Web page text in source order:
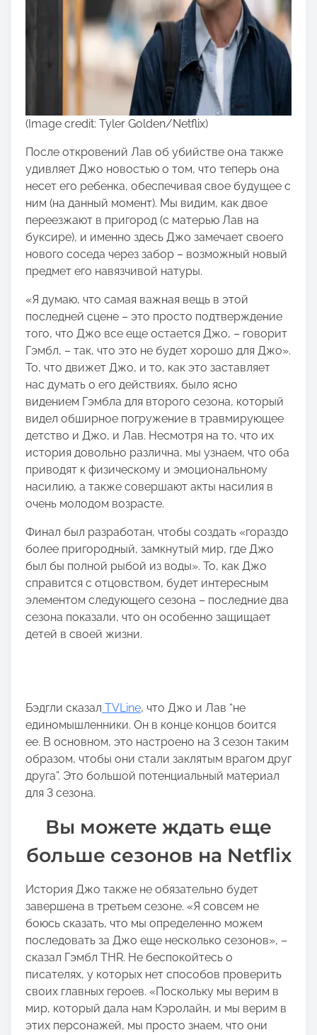
(Image credit: Tyler Golden/Netflix)
После откровений Лав об убийстве она также
удивляет Джо новостью о том, что теперь она
несет его ребенка, обеспечивая свое будущее с
ним (на данный момент). Мы видим, как двое
переезжают в пригород (с матерью Лав на
буксире), и именно здесь Джо замечает своего
нового соседа через забор – возможный новый
предмет его навязчивой натуры.
«Я думаю, что самая важная вещь в этой
последней сцене – это просто подтверждение
того, что Джо все еще остается Джо, – говорит
Гэмбл, – так, что это не будет хорошо для Джо».
То, что движет Джо, и то, как это заставляет
нас думать о его действиях, было ясно
видением Гэмбла для второго сезона, который
видел обширное погружение в травмирующее
детство и Джо, и Лав. Несмотря на то, что их
история довольно различна, мы узнаем, что оба
приводят к физическому и эмоциональному
насилию, а также совершают акты насилия в
очень молодом возрасте.
Финал был разработан, чтобы создать «гораздо
более пригородный, замкнутый мир, где Джо
был бы полной рыбой из воды». То, как Джо
справится с отцовством, будет интересным
элементом следующего сезона – последние два
сезона показали, что он особенно защищает
детей в своей жизни.
Бэдгли сказал TVLine, что Джо и Лав “не
единомышленники. Он в конце концов боится
ее. В основном, это настроено на 3 сезон таким
образом, чтобы они стали заклятым врагом друг
друга”. Это большой потенциальный материал
для 3 сезона.
Вы можете ждать еще
больше сезонов на Netflix
История Джо также не обязательно будет
завершена в третьем сезоне. «Я совсем не
боюсь сказать, что мы определенно можем
последовать за Джо еще несколько сезонов», –
сказал Гэмбл THR. Не беспокойтесь о
писателях, у которых нет способов проверить
своих главных героев. «Поскольку мы верим в
мир, который дала нам Кэролайн, и мы верим в
этих персонажей, мы просто знаем, что они